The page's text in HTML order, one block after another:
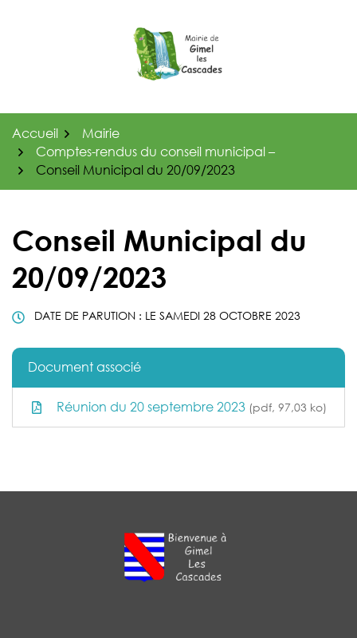
Accueil
Mairie
Comptes-rendus du conseil municipal –
Conseil Municipal du 20/09/2023
Conseil Municipal du
20/09/2023
DATE DE PARUTION : LE SAMEDI 28 OCTOBRE 2023
Document associé
Réunion du 20 septembre 2023 (pdf, 97,03 ko)